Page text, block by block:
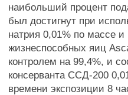
наибольший процент
был достигнут при
натрия 0,01% по массе
жизнеспособных яиц
контролем на 99,4%, и
консерванта ССД-200
времени экспозиции 8